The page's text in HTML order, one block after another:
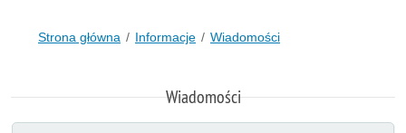
Strona główna Informacje Wiadomości
Wiadomości